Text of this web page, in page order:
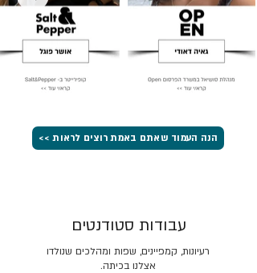
הנה העמוד שאתם באמת רוצים לראות >>
רעיונות, קמפיינים, שפות ומהלכים שנולדו
אצלנו בכיתה.
עבודות סטודנטים